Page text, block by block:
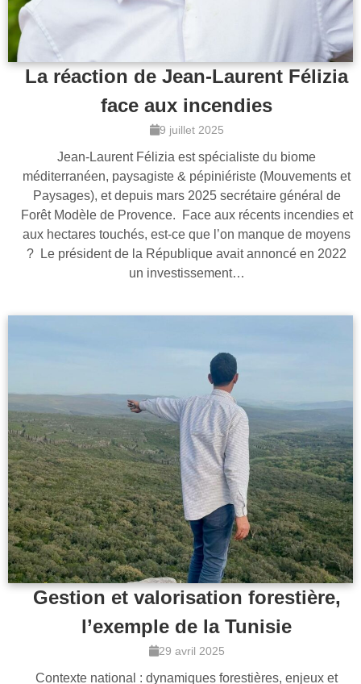
La réaction de Jean-Laurent Félizia
face aux incendies
9 juillet 2025
Jean-Laurent Félizia est spécialiste du biome
méditerranéen, paysagiste & pépiniériste (Mouvements et
Paysages), et depuis mars 2025 secrétaire général de
Forêt Modèle de Provence. Face aux récents incendies et
aux hectares touchés, est-ce que l’on manque de moyens
? Le président de la République avait annoncé en 2022
un investissement…
Gestion et valorisation forestière,
l’exemple de la Tunisie
29 avril 2025
Contexte national : dynamiques forestières, enjeux et